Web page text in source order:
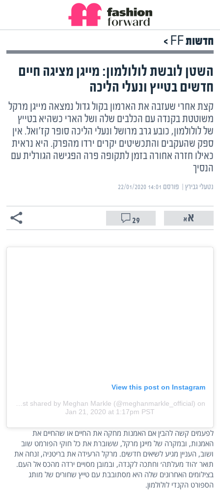
חדשות FF >
השטן לובשת לולולמון: מייגן מציגה חיים
חדשים בטייץ ונעלי הליכה
קצת אחרי שעזבה את הארמון בקול גדול נמצאה מייגן מרקל
משוטטת בקנדה עם הכלבים שלה ושל הארי כשהיא בטייץ
של לולולמון, כובע גרב מרושל ונעלי הליכה סופר קז'ואל. אין
ספק שהעקבים והתכשיטים יקרים ירדו מהפרק. היא נראית
כאילו חזרה אחורה בזמן לתקופה פרה הפגישה הגורלית עם
הנסיך
נטעלי גבירץ | ‏פורסם ‎22/01/2020 14:01
29
View this post on Instagram
A post shared by Meghan Markle (@meghanmarkle_official)
on
Jan 21, 2020 at 1:17pm PST
לפעמים קשה להבין אם האמנות מחקה את החיים או שהחיים את
האמנות, ובמקרה של מייגן מרקל, ששוברת את כל חוקי הפורמט שוב
ושוב, העניין מגיע לשיאים חדשים. מרקל הרעידה את בריטניה, זנחה את
תואר ׳הוד מעלתה׳ וחתכה לקנדה, ובמובן מסויים ירדה מהכס אל העם.
בצילומים האחרונים שלה היא מסתובבת עם טייץ שחורים של מותג
הספורט הקנדי לולולמון.